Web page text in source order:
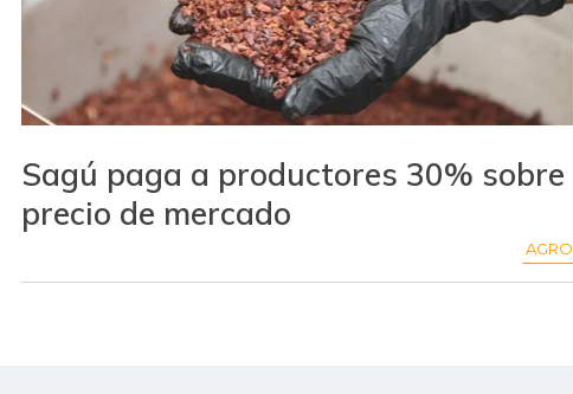
Sagú paga a productores 30% sobre
precio de mercado
AGRO